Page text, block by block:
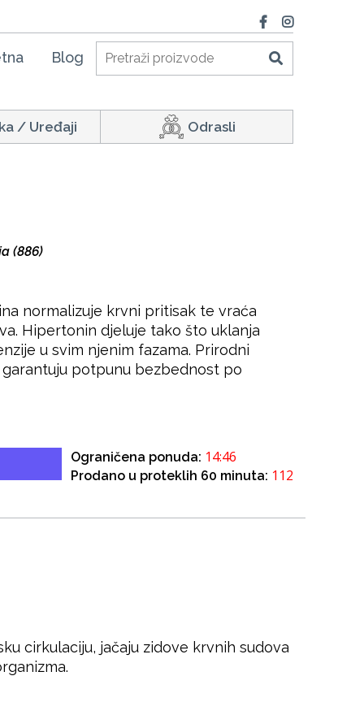
Blog
/ Uređaji Odrasli
(886)
normalizuje krvni pritisak te vraća
Hipertonin djeluje tako što uklanja
u svim njenim fazama. Prirodni
potpunu bezbednost po
Ograničena ponuda: 14:46
Prodano u proteklih 60 minuta: 112
cirkulaciju, jačaju zidove krvnih sudova